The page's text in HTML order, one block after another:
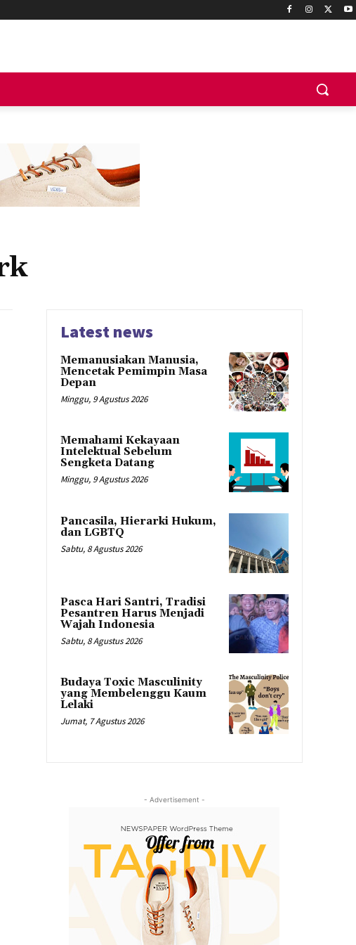
Latest news
Memanusiakan Manusia,
Mencetak Pemimpin Masa
Depan
Minggu, 9 Agustus 2026
Memahami Kekayaan
Intelektual Sebelum
Sengketa Datang
Minggu, 9 Agustus 2026
Pancasila, Hierarki Hukum,
dan LGBTQ
Sabtu, 8 Agustus 2026
Pasca Hari Santri, Tradisi
Pesantren Harus Menjadi
Wajah Indonesia
Sabtu, 8 Agustus 2026
Budaya Toxic Masculinity
yang Membelenggu Kaum
Lelaki
Jumat, 7 Agustus 2026
- Advertisement -